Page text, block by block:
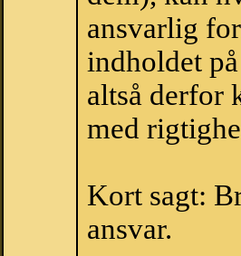
ansvarlig
indholdet
altså derfor
med
Kort sagt:
ansvar.